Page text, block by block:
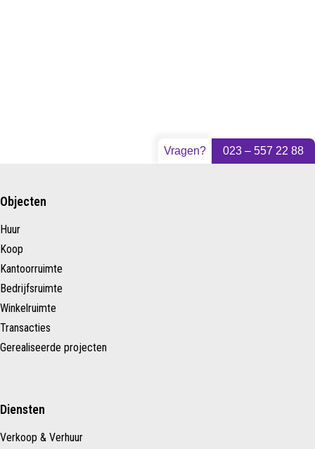
Vragen? 023 – 557 22 88
Objecten
Huur
Koop
Kantoorruimte
Bedrijfsruimte
Winkelruimte
Transacties
Gerealiseerde projecten
Diensten
Verkoop & Verhuur